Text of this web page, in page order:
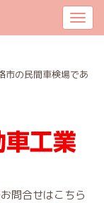
市の民間車検場であ
問合せはこちら